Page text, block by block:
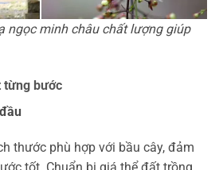
ngọc minh châu chất lượng giúp
từng bước
thước phù hợp với bầu cây, đảm